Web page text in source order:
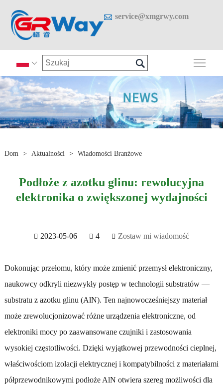
 service@xmgrwy.com
 
Dom > Aktualności > Wiadomości Branżowe
Podłoże z azotku glinu: rewolucyjna
elektronika o zwiększonej wydajności
2023-05-06 4 Zostaw mi wiadomość
Dokonując przełomu, który może zmienić przemysł elektroniczny,
naukowcy odkryli niezwykły postęp w technologii substratów —
substratu z azotku glinu (AlN). Ten najnowocześniejszy materiał
może zrewolucjonizować różne urządzenia elektroniczne, od
elektroniki mocy po zaawansowane czujniki i zastosowania
wysokiej częstotliwości. Dzięki wyjątkowej przewodności cieplnej,
właściwościom izolacji elektrycznej i kompatybilności z materiałami
półprzewodnikowymi podłoże AlN otwiera szereg możliwości dla